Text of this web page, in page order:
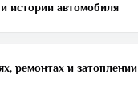
истории автомобиля
ремонтах и затоплении